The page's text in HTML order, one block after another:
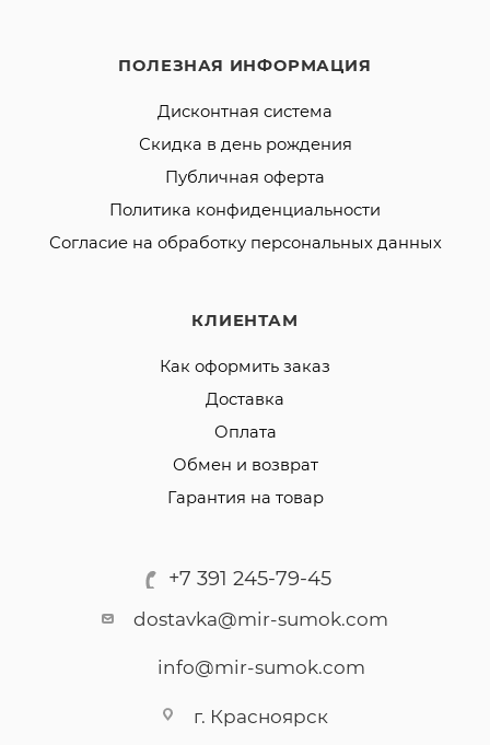
ПОЛЕЗНАЯ ИНФОРМАЦИЯ
Дисконтная система
Скидка в день рождения
Публичная оферта
Политика конфиденциальности
Согласие на обработку персональных данных
КЛИЕНТАМ
Как оформить заказ
Доставка
Оплата
Обмен и возврат
Гарантия на товар
+7 391 245-79-45
dostavka@mir-sumok.com
info@mir-sumok.com
г. Красноярск